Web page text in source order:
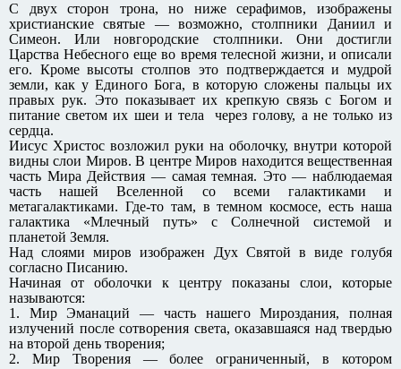
С двух сторон трона, но ниже серафимов, изображены
христианские святые — возможно, столпники Даниил и
Симеон. Или новгородские столпники. Они достигли
Царства Небесного еще во время телесной жизни, и описали
его. Кроме высоты столпов это подтверждается и мудрой
земли, как у Единого Бога, в которую сложены пальцы их
правых рук. Это показывает их крепкую связь с Богом и
питание светом их шеи и тела через голову, а не только из
сердца.
Иисус Христос возложил руки на оболочку, внутри которой
видны слои Миров. В центре Миров находится вещественная
часть Мира Действия — самая темная. Это — наблюдаемая
часть нашей Вселенной со всеми галактиками и
метагалактиками. Где-то там, в темном космосе, есть наша
галактика «Млечный путь» с Солнечной системой и
планетой Земля.
Над слоями миров изображен Дух Святой в виде голубя
согласно Писанию.
Начиная от оболочки к центру показаны слои, которые
называются:
1. Мир Эманаций — часть нашего Мироздания, полная
излучений после сотворения света, оказавшаяся над твердью
на второй день творения;
2. Мир Творения — более ограниченный, в котором